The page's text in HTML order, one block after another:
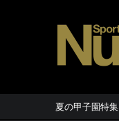
夏の甲子園特集